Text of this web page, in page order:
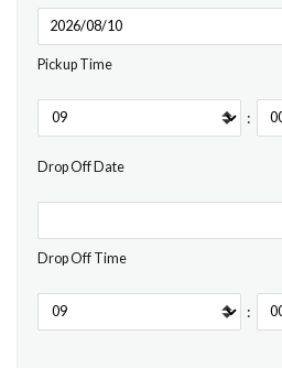
Pickup Time
:
Drop Off Date
Drop Off Time
: